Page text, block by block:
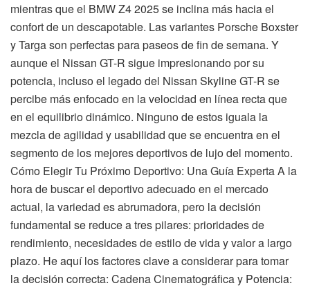
mientras que el BMW Z4 2025 se inclina más hacia el
confort de un descapotable. Las variantes Porsche Boxster
y Targa son perfectas para paseos de fin de semana. Y
aunque el Nissan GT-R sigue impresionando por su
potencia, incluso el legado del Nissan Skyline GT-R se
percibe más enfocado en la velocidad en línea recta que
en el equilibrio dinámico. Ninguno de estos iguala la
mezcla de agilidad y usabilidad que se encuentra en el
segmento de los mejores deportivos de lujo del momento.
Cómo Elegir Tu Próximo Deportivo: Una Guía Experta A la
hora de buscar el deportivo adecuado en el mercado
actual, la variedad es abrumadora, pero la decisión
fundamental se reduce a tres pilares: prioridades de
rendimiento, necesidades de estilo de vida y valor a largo
plazo. He aquí los factores clave a considerar para tomar
la decisión correcta: Cadena Cinematográfica y Potencia: